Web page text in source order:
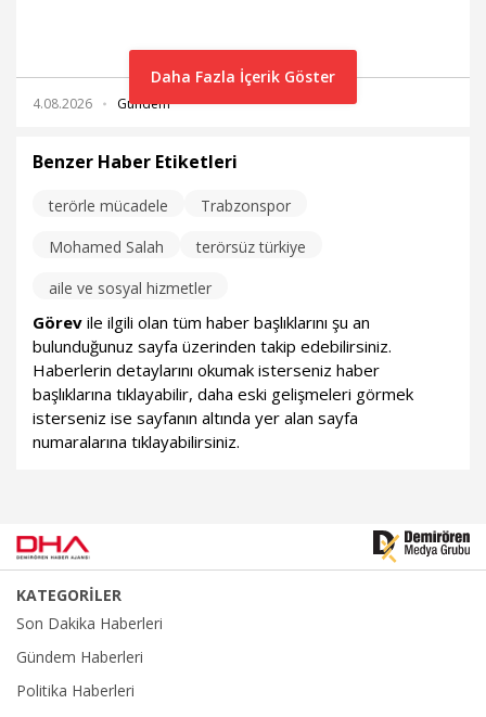
4.08.2026 Gündem
Daha Fazla İçerik Göster
Benzer Haber Etiketleri
terörle mücadele
Trabzonspor
Mohamed Salah
terörsüz türkiye
aile ve sosyal hizmetler
Görev ile ilgili olan tüm haber başlıklarını şu an
bulunduğunuz sayfa üzerinden takip edebilirsiniz.
Haberlerin detaylarını okumak isterseniz haber
başlıklarına tıklayabilir, daha eski gelişmeleri görmek
isterseniz ise sayfanın altında yer alan sayfa
numaralarına tıklayabilirsiniz.
KATEGORİLER
Son Dakika Haberleri
Gündem Haberleri
Politika Haberleri